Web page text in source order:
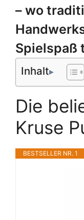
– wo
Spielspaß
Inhalt
Die
Kruse
BESTSELLER NR. 1